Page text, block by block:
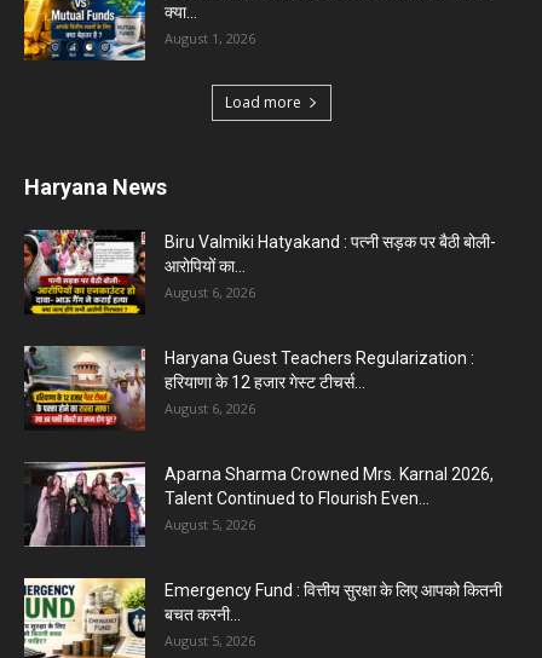
क्या...
August 1, 2026
Load more
Haryana News
Biru Valmiki Hatyakand : पत्नी सड़क पर बैठी बोली-
आरोपियों का...
August 6, 2026
Haryana Guest Teachers Regularization :
हरियाणा के 12 हजार गेस्ट टीचर्स...
August 6, 2026
Aparna Sharma Crowned Mrs. Karnal 2026,
Talent Continued to Flourish Even...
August 5, 2026
Emergency Fund : वित्तीय सुरक्षा के लिए आपको कितनी
बचत करनी...
August 5, 2026